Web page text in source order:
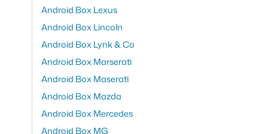
Android Box Lexus
Android Box Lincoln
Android Box Lynk & Co
Android Box Marserati
Android Box Maserati
Android Box Mazda
Android Box Mercedes
Android Box MG